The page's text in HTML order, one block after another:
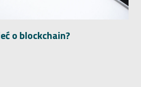
o blockchain?